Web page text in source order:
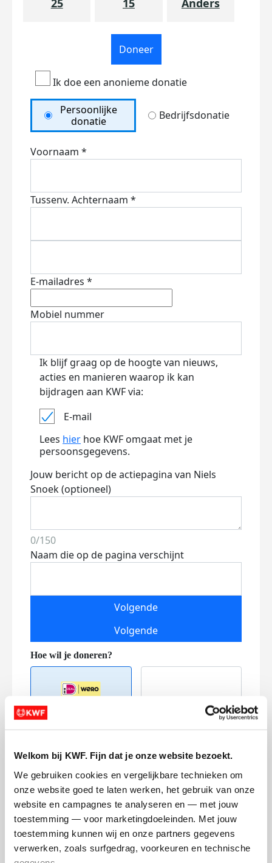
Welkom bij KWF. Fijn dat je onze website bezoekt.
We gebruiken cookies en vergelijkbare technieken om
onze website goed te laten werken, het gebruik van onze
website en campagnes te analyseren en — met jouw
toestemming — voor marketingdoeleinden. Met jouw
toestemming kunnen wij en onze partners gegevens
verwerken, zoals surfgedrag, voorkeuren en technische
25 15 Anders
Doneer
Ik doe een anonieme donatie
Persoonlijke
donatie
Bedrijfsdonatie
Voornaam *
Tussenv. Achternaam *
E-mailadres *
Mobiel nummer
Ik blijf graag op de hoogte van nieuws,
acties en manieren waarop ik kan
bijdragen aan KWF via:
E-mail
Lees hier hoe KWF omgaat met je
persoonsgegevens.
Jouw bericht op de actiepagina van Niels
Snoek (optioneel)
0/150
Naam die op de pagina verschijnt
Volgende
Volgende
Creditcard
Referentie